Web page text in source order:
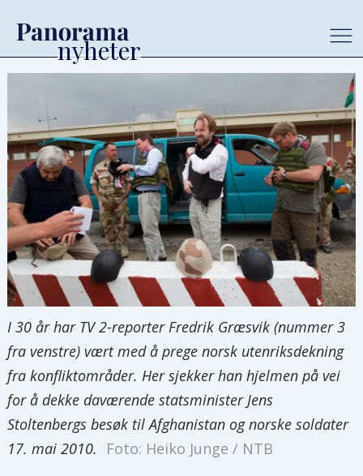
I 30 år har TV 2-reporter Fredrik Græsvik (nummer 3
fra venstre) vært med å prege norsk utenriksdekning
fra konfliktområder. Her sjekker han hjelmen på vei
for å dekke daværende statsminister Jens
Stoltenbergs besøk til Afghanistan og norske soldater
17. mai 2010.
Foto: Heiko Junge / NTB